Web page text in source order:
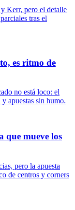
Kerr, pero el detalle
tras el
es ritmo de
no está loco: el
apuestas sin humo.
que mueve los
pero la apuesta
de centros y corners